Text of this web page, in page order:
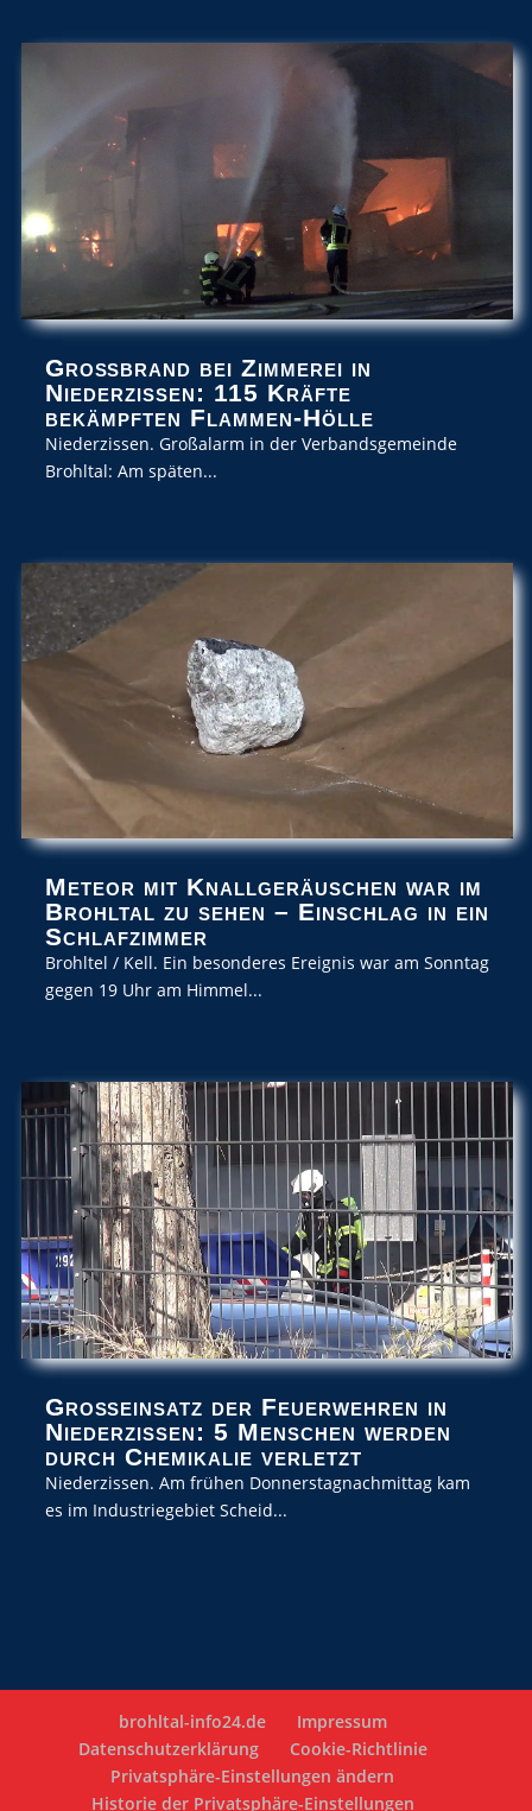
Großbrand bei Zimmerei in
Niederzissen: 115 Kräfte
bekämpften Flammen-Hölle
Niederzissen. Großalarm in der Verbandsgemeinde
Brohltal: Am späten...
Meteor mit Knallgeräuschen war im
Brohltal zu sehen – Einschlag in ein
Schlafzimmer
Brohltel / Kell. Ein besonderes Ereignis war am Sonntag
gegen 19 Uhr am Himmel...
Großeinsatz der Feuerwehren in
Niederzissen: 5 Menschen werden
durch Chemikalie verletzt
Niederzissen. Am frühen Donnerstagnachmittag kam
es im Industriegebiet Scheid...
brohltal-info24.de
Impressum
Datenschutzerklärung
Cookie-Richtlinie
Privatsphäre-Einstellungen ändern
Historie der Privatsphäre-Einstellungen